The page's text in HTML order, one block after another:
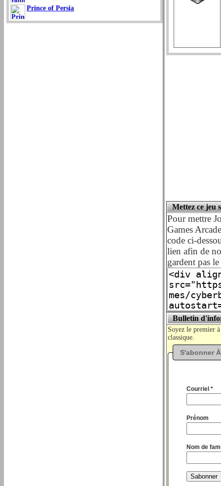
Prince of Persia
Mettez ce jeu
Pour mettre
Games
code ci-
lien afin de
gardent pas
Bulletin
Soyez le premier
classique.
S'abonner
Courriel *
Prénom
Nom de